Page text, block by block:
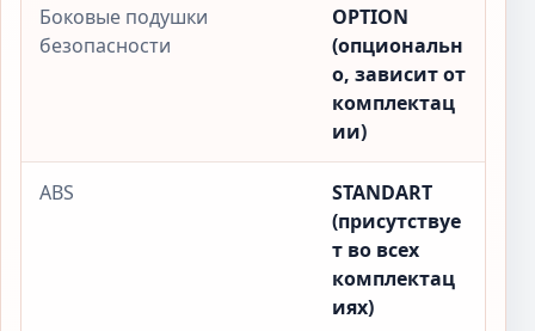
Боковые подушки
безопасности
OPTION
(опциональн
о, зависит от
комплектац
ии)
ABS
STANDART
(присутствуе
т во всех
комплектац
иях)